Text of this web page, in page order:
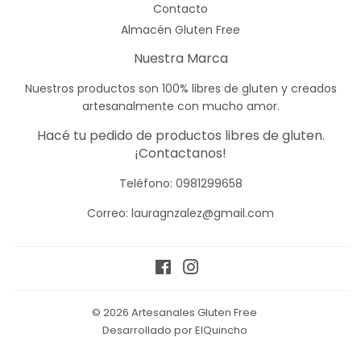
Contacto
Almacén Gluten Free
Nuestra Marca
Nuestros productos son 100% libres de gluten y creados
artesanalmente con mucho amor.
Hacé tu pedido de productos libres de gluten.
¡Contactanos!
Teléfono: 0981299658
Correo: lauragnzalez@gmail.com
Facebook
© 2026 Artesanales Gluten Free
Desarrollado por ElQuincho